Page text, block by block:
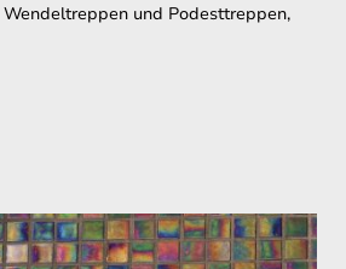
und Podesttreppen,